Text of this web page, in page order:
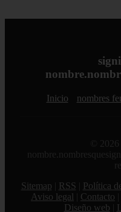
Inicio nombres
© 2026
Sitemap
RSS Política
Aviso legal
Contacto
Diseño web